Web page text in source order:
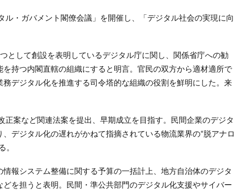
ル・ガバメント閣僚会議」を開催し、「デジタル社会の実現に向
として創設を表明しているデジタル庁に関し、関係省庁への勧
持つ内閣直轄の組織にすると明言。官民の双方から適材適所で
デジタル化を推進する司令塔的な組織の役割を鮮明にした。来
案など関連法案を提出、早期成立を目指す。民間企業のデジタ
デジタル化の遅れがかねて指摘されている物流業界の“脱アナロ
。
報システム整備に関する予算の一括計上、地方自治体のデジタ
を担うと表明。民間・準公共部門のデジタル化支援やサイバー